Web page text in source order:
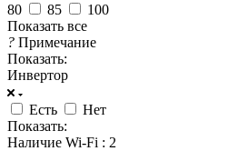
80
85
100
Показать все
? Примечание
Показать:
Инвертор
Есть
Нет
Показать:
Наличие Wi-Fi : 2